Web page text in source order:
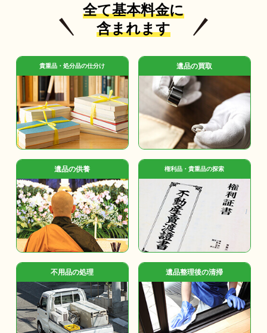
全て基本料金に
含まれます
貴重品・処分品の仕分け 遺品の買取
遺品の供養 権利品・貴重品の探索
不用品の処理 遺品整理後の清掃